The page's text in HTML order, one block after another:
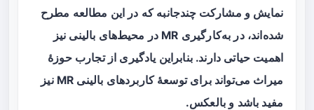
نمایش و مشارکت چندجانبه که در این مطالعه مطرح
شده‌اند، در به‌کارگیری MR در محیط‌های بالینی نیز
اهمیت حیاتی دارند. بنابراین یادگیری از تجارب حوزهٔ
میراث می‌تواند برای توسعهٔ کاربردهای بالینی MR نیز
مفید باشد و بالعکس.